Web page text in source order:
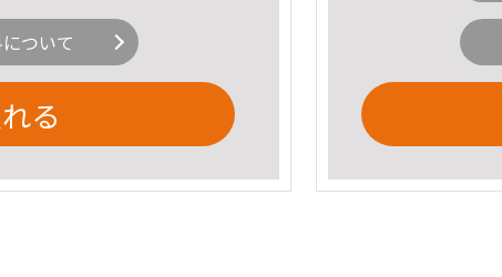
ついて
る